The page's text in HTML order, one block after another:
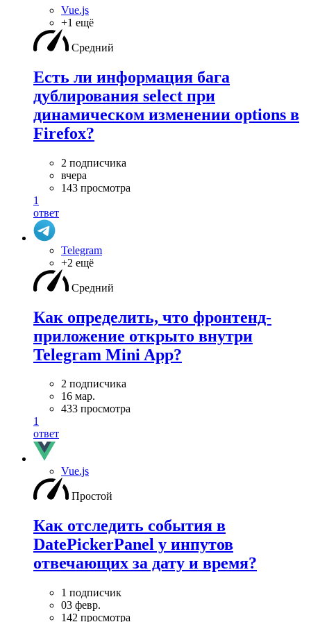
Vue.js
+1 ещё
Средний
Есть ли информация бага
дублирования select при
динамическом изменении options в
Firefox?
2 подписчика
вчера
143 просмотра
1
ответ
Telegram
+2 ещё
Средний
Как определить, что фронтенд-
приложение открыто внутри
Telegram Mini App?
2 подписчика
16 мар.
433 просмотра
1
ответ
Vue.js
Простой
Как отследить события в
DatePickerPanel у инпутов
отвечающих за дату и время?
1 подписчик
03 февр.
142 просмотра